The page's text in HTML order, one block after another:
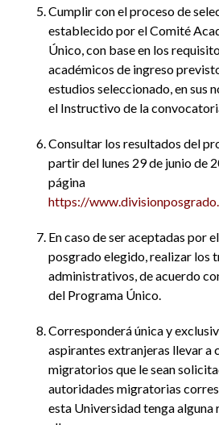
Cumplir con el proceso de
establecido por el Comité
Único, con base en los
académicos de ingreso
estudios seleccionado, en sus
el Instructivo de la
Consultar los resultados del
partir del lunes 29 de junio de
página
https://
En caso de ser aceptadas por
posgrado elegido, realizar los
administrativos, de acuerdo
del Programa Único.
Corresponderá única y
aspirantes extranjeras llevar a
migratorios que le sean
autoridades migratorias
esta Universidad tenga